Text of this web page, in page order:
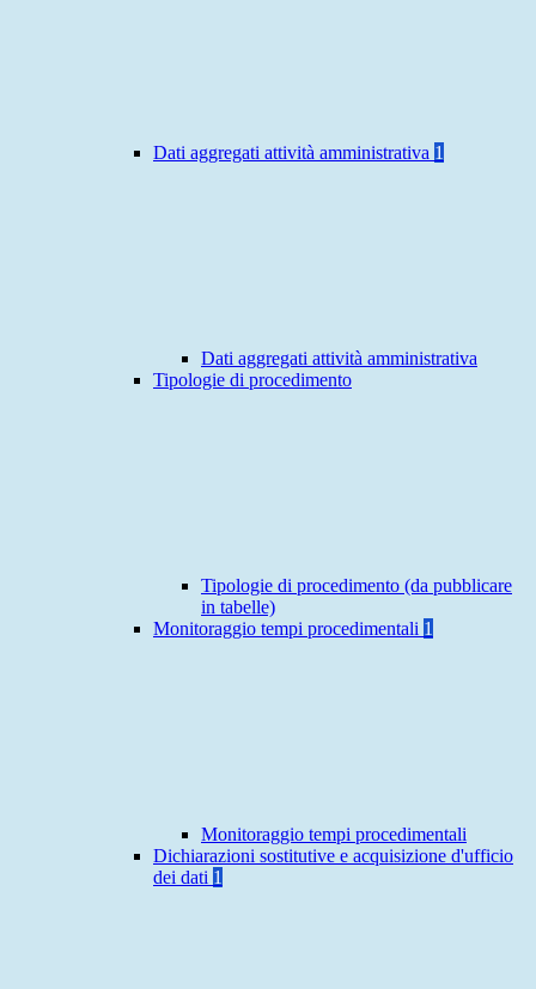
Dati aggregati attività amministrativa 1
Dati aggregati attività amministrativa
Tipologie di procedimento
Tipologie di procedimento (da pubblicare
in tabelle)
Monitoraggio tempi procedimentali 1
Monitoraggio tempi procedimentali
Dichiarazioni sostitutive e acquisizione d'ufficio
dei dati 1